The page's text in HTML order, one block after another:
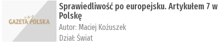
Sprawiedliwość po europejsku. Artykułem 7 w
Polskę
Autor: Maciej Kożuszek
Dział:Świat